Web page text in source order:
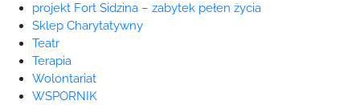
projekt Fort Sidzina – zabytek pełen życia
Sklep Charytatywny
Teatr
Terapia
Wolontariat
WSPORNIK